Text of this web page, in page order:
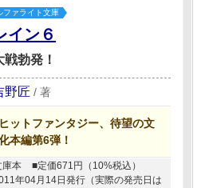
ファライト文庫
イン６
戦勃発！
野匠 / 著
ットファンタジー、待望の文
本編第6弾！
庫本
■定価671円（10%税込）
年04月14日発行（実際の発売日は